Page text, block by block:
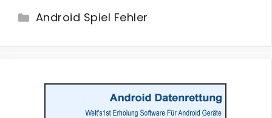
Categories
Android Spiel Fehler